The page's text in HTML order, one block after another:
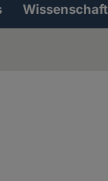
Wissenschaft